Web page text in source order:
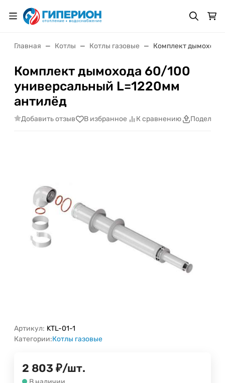
Главная Котлы Котлы газовые Комплект дымохода
Комплект дымохода 60/100
универсальный L=1220мм
антилёд
Добавить отзыв В избранное К сравнению
Артикул: KTL-01-1
Категории:Котлы газовые
2 803 ₽/шт.